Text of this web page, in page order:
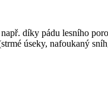
díky pádu lesního
úseky, nafoukaný